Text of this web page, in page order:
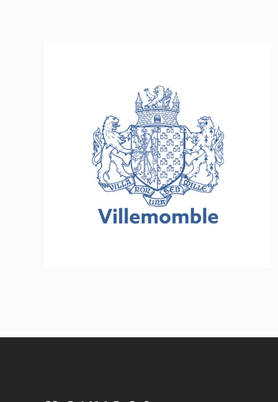
Ville de Villemomble
Inclusion - Solidarité - Social